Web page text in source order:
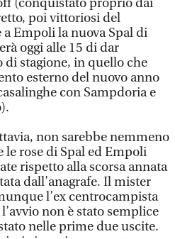
(conquistato proprio dai
poi vittoriosi del
Empoli la nuova Spal di
oggi alle 15 di dar
stagione, in quello che
esterno del nuovo anno
con Sampdoria e
non sarebbe nemmeno
rose di Spal ed Empoli
rispetto alla scorsa annata
dall’anagrafe. Il mister
l’ex centrocampista
non è stato semplice
nelle prime due uscite.